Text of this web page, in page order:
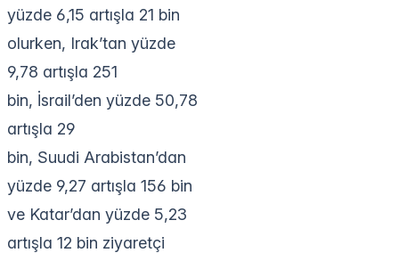
yüzde 6,15 artışla 21 bin
olurken, Irak’tan yüzde
9,78 artışla 251
bin, İsrail’den yüzde 50,78
artışla 29
bin, Suudi Arabistan’dan
yüzde 9,27 artışla 156 bin
ve Katar’dan yüzde 5,23
artışla 12 bin ziyaretçi